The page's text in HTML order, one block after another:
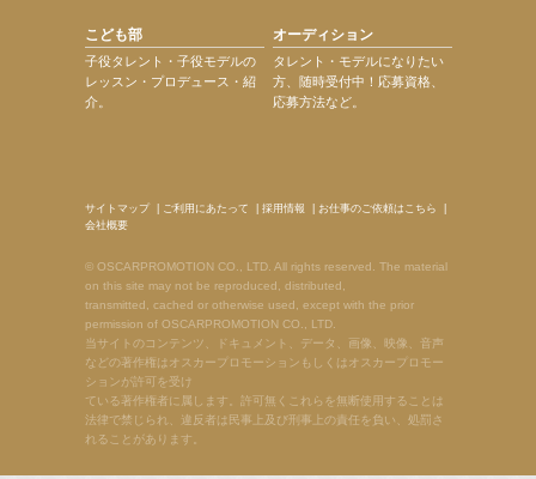
こども部
子役タレント・子役モデルの
レッスン・プロデュース・紹
介。
オーディション
タレント・モデルになりたい
方、随時受付中！応募資格、
応募方法など。
サイトマップ| ご利用にあたって 採用情報 お仕事のご依頼はこちら
会社概要
© OSCARPROMOTION CO., LTD. All rights reserved. The material
on this site may not be reproduced, distributed,
transmitted, cached or otherwise used, except with the prior
permission of OSCARPROMOTION CO., LTD.
当サイトのコンテンツ、ドキュメント、データ、画像、映像、音声
などの著作権はオスカープロモーションもしくはオスカープロモー
ションが許可を受け
ている著作権者に属します。許可無くこれらを無断使用することは
法律で禁じられ、違反者は民事上及び刑事上の責任を負い、処罰さ
れることがあります。